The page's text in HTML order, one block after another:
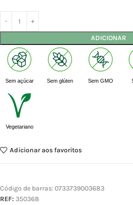
ADICIONAR
Sem açúcar Sem glúten Sem GMO
Vegetariano
Adicionar aos favoritos
Código de barras:0733739003683
REF: 350368